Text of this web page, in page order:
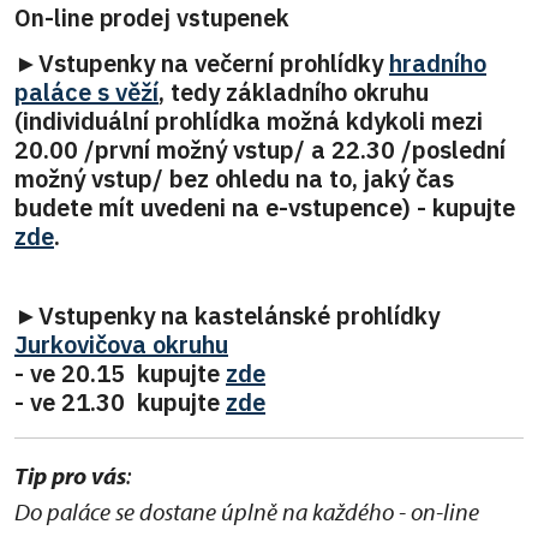
On-line prodej vstupenek
►Vstupenky na večerní prohlídkyhradního
paláce s věží, tedy základního okruhu
(individuální prohlídka možná kdykoli mezi
20.00 /první možný vstup/ a 22.30 /poslední
možný vstup/ bez ohledu na to, jaký čas
budete mít uvedeni na e-vstupence) - kupujte
zde.
►Vstupenky na kastelánské prohlídky
Jurkovičova okruhu
- ve 20.15 kupujte zde
- ve 21.30 kupujte zde
Tip pro vás:
Do paláce se dostane úplně na každého - on-line